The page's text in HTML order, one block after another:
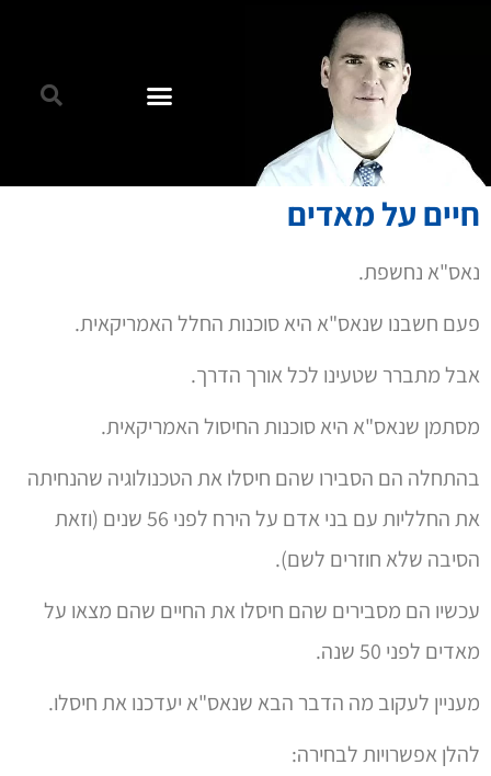
חיים על מאדים
נאס"א נחשפת.
פעם חשבנו שנאס"א היא סוכנות החלל האמריקאית.
אבל מתברר שטעינו לכל אורך הדרך.
מסתמן שנאס"א היא סוכנות החיסול האמריקאית.
בהתחלה הם הסבירו שהם חיסלו את הטכנולוגיה שהנחיתה
את החלליות עם בני אדם על הירח לפני 56 שנים (וזאת
הסיבה שלא חוזרים לשם).
עכשיו הם מסבירים שהם חיסלו את החיים שהם מצאו על
מאדים לפני 50 שנה.
מעניין לעקוב מה הדבר הבא שנאס"א יעדכנו את חיסלו.
להלן אפשרויות לבחירה: